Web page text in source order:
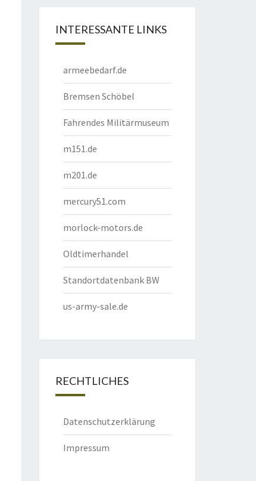
INTERESSANTE LINKS
armeebedarf.de
Bremsen Schöbel
Fahrendes Militärmuseum
m151.de
m201.de
mercury51.com
morlock-motors.de
Oldtimerhandel
Standortdatenbank BW
us-army-sale.de
RECHTLICHES
Datenschutzerklärung
Impressum